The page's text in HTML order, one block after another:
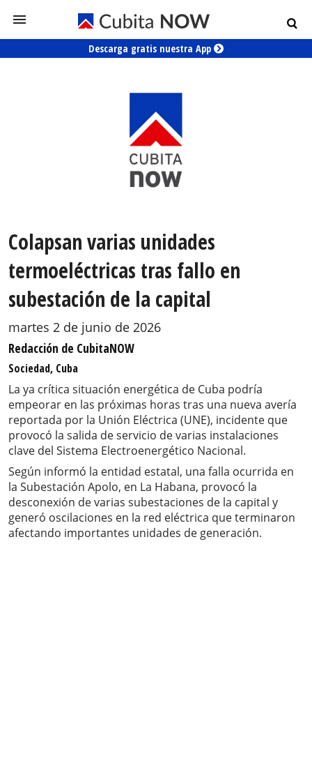
Descarga gratis nuestra App
Colapsan varias unidades
termoeléctricas tras fallo en
subestación de la capital
martes 2 de junio de 2026
Redacción de CubitaNOW
Sociedad, Cuba
La ya crítica situación energética de Cuba podría
empeorar en las próximas horas tras una nueva avería
reportada por la Unión Eléctrica (UNE), incidente que
provocó la salida de servicio de varias instalaciones
clave del Sistema Electroenergético Nacional.
Según informó la entidad estatal, una falla ocurrida en
la Subestación Apolo, en La Habana, provocó la
desconexión de varias subestaciones de la capital y
generó oscilaciones en la red eléctrica que terminaron
afectando importantes unidades de generación.